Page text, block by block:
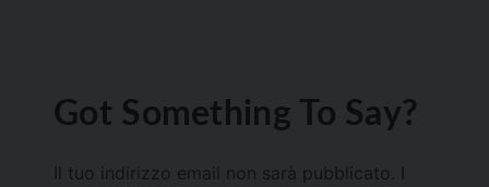
Got Something To Say?
Il tuo indirizzo email non sarà pubblicato.